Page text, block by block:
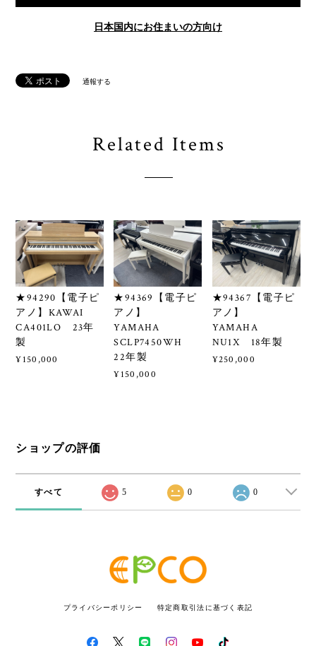
日本国内にお住まいの方向け
通報する
Related Items
★94290【電子ピ
アノ】KAWAI
CA401LO 23年
製
¥150,000
★94369【電子ピ
アノ】
YAMAHA
SCLP7450WH
22年製
¥150,000
★94367【電子ピ
アノ】
YAMAHA
NU1X 18年製
¥250,000
ショップの評価
すべて 5 0 0
プライバシーポリシー 特定商取引法に基づく表記